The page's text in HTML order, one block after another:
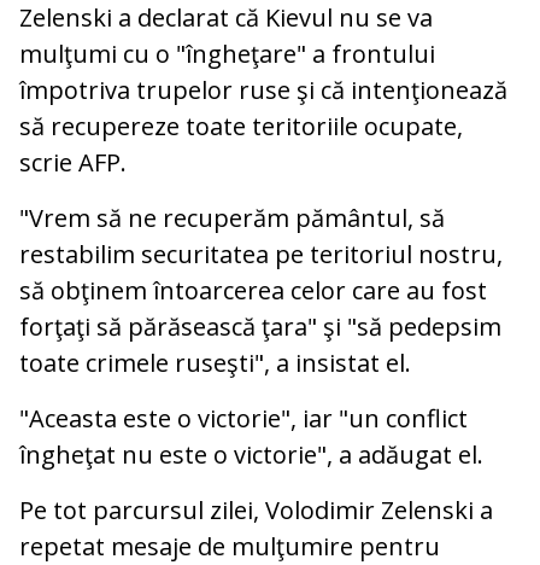
Zelenski a declarat că Kievul nu se va
mulţumi cu o "îngheţare" a frontului
împotriva trupelor ruse şi că intenţionează
să recupereze toate teritoriile ocupate,
scrie AFP.
"Vrem să ne recuperăm pământul, să
restabilim securitatea pe teritoriul nostru,
să obţinem întoarcerea celor care au fost
forţaţi să părăsească ţara" şi "să pedepsim
toate crimele ruseşti", a insistat el.
"Aceasta este o victorie", iar "un conflict
îngheţat nu este o victorie", a adăugat el.
Pe tot parcursul zilei, Volodimir Zelenski a
repetat mesaje de mulţumire pentru